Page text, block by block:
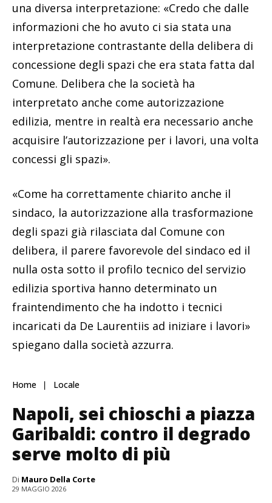
una diversa interpretazione: «Credo che dalle
informazioni che ho avuto ci sia stata una
interpretazione contrastante della delibera di
concessione degli spazi che era stata fatta dal
Comune. Delibera che la società ha
interpretato anche come autorizzazione
edilizia, mentre in realtà era necessario anche
acquisire l’autorizzazione per i lavori, una volta
concessi gli spazi».
«Come ha correttamente chiarito anche il
sindaco, la autorizzazione alla trasformazione
degli spazi già rilasciata dal Comune con
delibera, il parere favorevole del sindaco ed il
nulla osta sotto il profilo tecnico del servizio
edilizia sportiva hanno determinato un
fraintendimento che ha indotto i tecnici
incaricati da De Laurentiis ad iniziare i lavori»
spiegano dalla società azzurra.
Home Locale
Napoli, sei chioschi a piazza
Garibaldi: contro il degrado
serve molto di più
Di Mauro Della Corte
29 MAGGIO 2026